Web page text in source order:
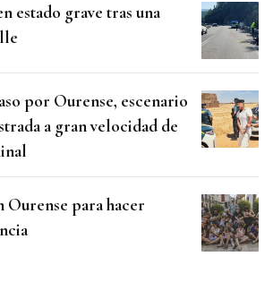
estado grave tras una
por Ourense, escenario
a gran velocidad de
Ourense para hacer